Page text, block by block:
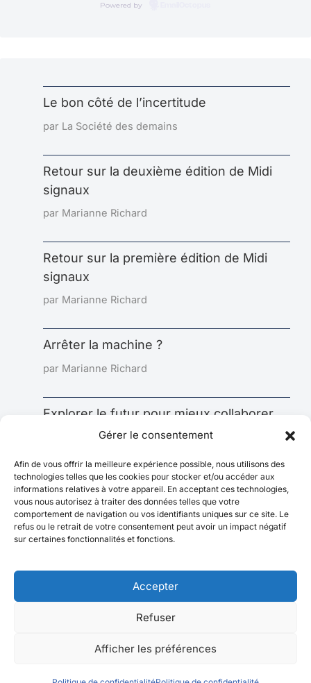
Gérer le consentement
Afin de vous offrir la meilleure expérience possible, nous utilisons des
technologies telles que les cookies pour stocker et/ou accéder aux
informations relatives à votre appareil. En acceptant ces technologies,
vous nous autorisez à traiter des données telles que votre
comportement de navigation ou vos identifiants uniques sur ce site. Le
refus ou le retrait de votre consentement peut avoir un impact négatif
sur certaines fonctionnalités et fonctions.
Accepter
Refuser
Afficher les préférences
Powered by
Le bon côté de l’incertitude
par La Société des demains
Retour sur la deuxième édition de Midi
signaux
par Marianne Richard
Retour sur la première édition de Midi
signaux
par Marianne Richard
Arrêter la machine ?
par Marianne Richard
Explorer le futur pour mieux collaborer
aujourd’hui : l’impact sous-estimé de la
par Marianne Richard
Politique de confidentialité